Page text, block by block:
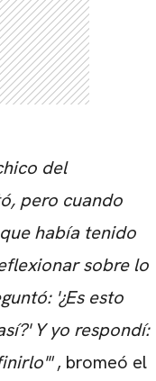
del
pero cuando
había tenido
sobre lo
'¿Es esto
Y yo respondí:
, bromeó el